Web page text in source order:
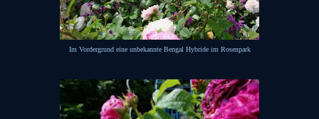
Im Vordergrund eine unbekannte Bengal Hybride im Rosenpark